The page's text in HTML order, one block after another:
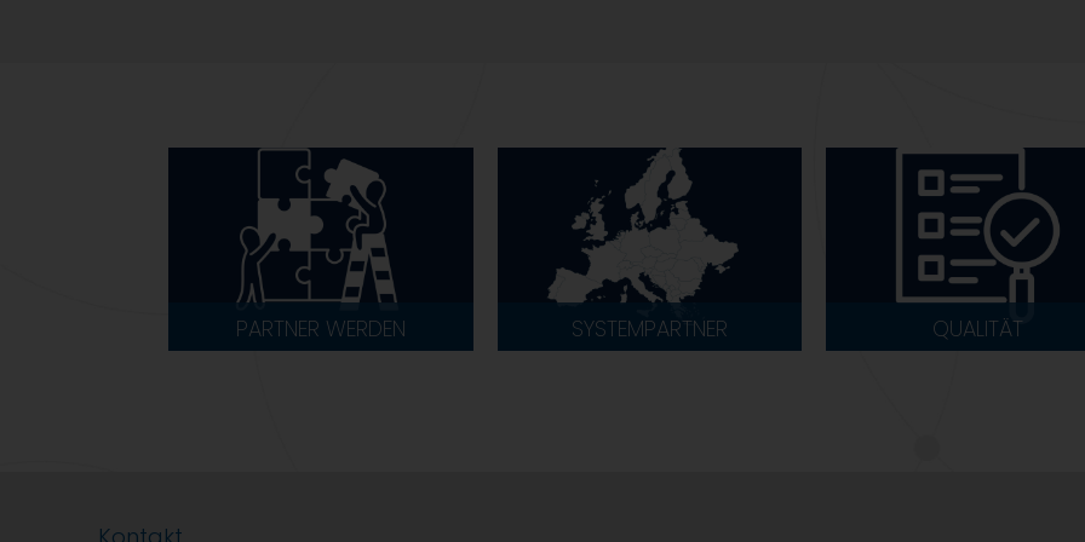
PARTNER WERDEN SYSTEMPARTNER QUALITÄT